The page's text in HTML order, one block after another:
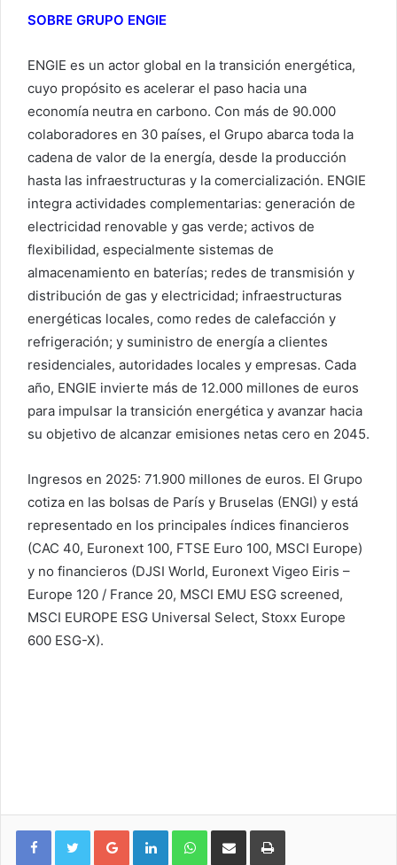
SOBRE GRUPO ENGIE
ENGIE es un actor global en la transición energética,
cuyo propósito es acelerar el paso hacia una
economía neutra en carbono. Con más de 90.000
colaboradores en 30 países, el Grupo abarca toda la
cadena de valor de la energía, desde la producción
hasta las infraestructuras y la comercialización. ENGIE
integra actividades complementarias: generación de
electricidad renovable y gas verde; activos de
flexibilidad, especialmente sistemas de
almacenamiento en baterías; redes de transmisión y
distribución de gas y electricidad; infraestructuras
energéticas locales, como redes de calefacción y
refrigeración; y suministro de energía a clientes
residenciales, autoridades locales y empresas. Cada
año, ENGIE invierte más de 12.000 millones de euros
para impulsar la transición energética y avanzar hacia
su objetivo de alcanzar emisiones netas cero en 2045.
Ingresos en 2025: 71.900 millones de euros. El Grupo
cotiza en las bolsas de París y Bruselas (ENGI) y está
representado en los principales índices financieros
(CAC 40, Euronext 100, FTSE Euro 100, MSCI Europe)
y no financieros (DJSI World, Euronext Vigeo Eiris –
Europe 120 / France 20, MSCI EMU ESG screened,
MSCI EUROPE ESG Universal Select, Stoxx Europe
600 ESG-X).
Google+ LinkedIn WhatsApp